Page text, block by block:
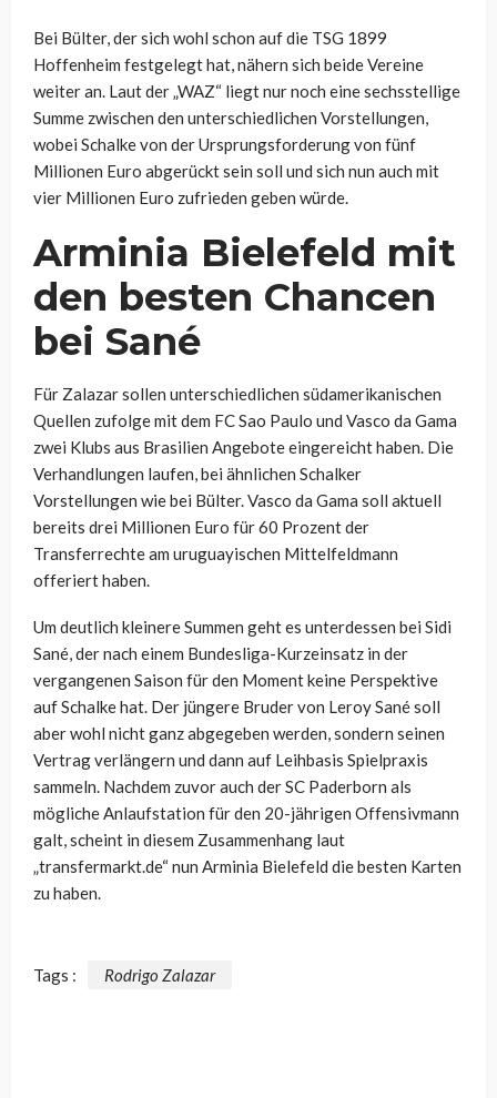
Bei Bülter, der sich wohl schon auf die TSG 1899
Hoffenheim festgelegt hat, nähern sich beide Vereine
weiter an. Laut der „WAZ“ liegt nur noch eine sechsstellige
Summe zwischen den unterschiedlichen Vorstellungen,
wobei Schalke von der Ursprungsforderung von fünf
Millionen Euro abgerückt sein soll und sich nun auch mit
vier Millionen Euro zufrieden geben würde.
Arminia Bielefeld mit
den besten Chancen
bei Sané
Für Zalazar sollen unterschiedlichen südamerikanischen
Quellen zufolge mit dem FC Sao Paulo und Vasco da Gama
zwei Klubs aus Brasilien Angebote eingereicht haben. Die
Verhandlungen laufen, bei ähnlichen Schalker
Vorstellungen wie bei Bülter. Vasco da Gama soll aktuell
bereits drei Millionen Euro für 60 Prozent der
Transferrechte am uruguayischen Mittelfeldmann
offeriert haben.
Um deutlich kleinere Summen geht es unterdessen bei Sidi
Sané, der nach einem Bundesliga-Kurzeinsatz in der
vergangenen Saison für den Moment keine Perspektive
auf Schalke hat. Der jüngere Bruder von Leroy Sané soll
aber wohl nicht ganz abgegeben werden, sondern seinen
Vertrag verlängern und dann auf Leihbasis Spielpraxis
sammeln. Nachdem zuvor auch der SC Paderborn als
mögliche Anlaufstation für den 20-jährigen Offensivmann
galt, scheint in diesem Zusammenhang laut
„transfermarkt.de“ nun Arminia Bielefeld die besten Karten
zu haben.
Tags : Rodrigo Zalazar